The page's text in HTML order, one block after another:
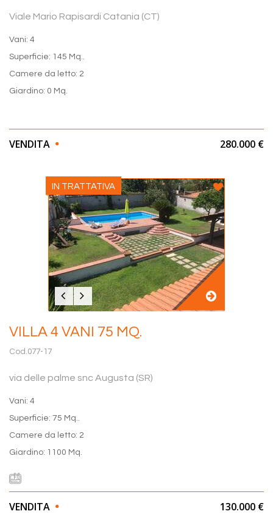
Viale Mario Rapisardi Catania (CT)
Vani: 4
Superficie: 145 Mq..
Camere da letto: 2
Giardino: 0 Mq.
VENDITA 280.000 €
IN TRATTATIVA
VILLA 4 VANI 75 MQ.
Cod.077-17
via delle palme snc Augusta (SR)
Vani: 4
Superficie: 75 Mq..
Camere da letto: 2
Giardino: 1100 Mq.
VENDITA 130.000 €